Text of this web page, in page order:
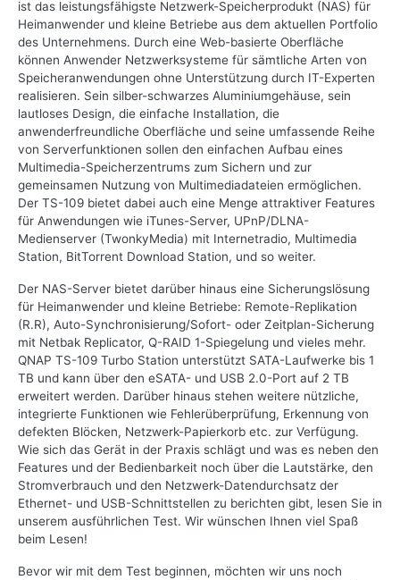
ist das leistungsfähigste Netzwerk-Speicherprodukt (NAS) für
Heimanwender und kleine Betriebe aus dem aktuellen Portfolio
des Unternehmens. Durch eine Web-basierte Oberfläche
können Anwender Netzwerksysteme für sämtliche Arten von
Speicheranwendungen ohne Unterstützung durch IT-Experten
realisieren. Sein silber-schwarzes Aluminiumgehäuse, sein
lautloses Design, die einfache Installation, die
anwenderfreundliche Oberfläche und seine umfassende Reihe
von Serverfunktionen sollen den einfachen Aufbau eines
Multimedia-Speicherzentrums zum Sichern und zur
gemeinsamen Nutzung von Multimediadateien ermöglichen.
Der TS-109 bietet dabei auch eine Menge attraktiver Features
für Anwendungen wie iTunes-Server, UPnP/DLNA-
Medienserver (TwonkyMedia) mit Internetradio, Multimedia
Station, BitTorrent Download Station, und so weiter.
Der NAS-Server bietet darüber hinaus eine Sicherungslösung
für Heimanwender und kleine Betriebe: Remote-Replikation
(R.R), Auto-Synchronisierung/Sofort- oder Zeitplan-Sicherung
mit Netbak Replicator, Q-RAID 1-Spiegelung und vieles mehr.
QNAP TS-109 Turbo Station unterstützt SATA-Laufwerke bis 1
TB und kann über den eSATA- und USB 2.0-Port auf 2 TB
erweitert werden. Darüber hinaus stehen weitere nützliche,
integrierte Funktionen wie Fehlerüberprüfung, Erkennung von
defekten Blöcken, Netzwerk-Papierkorb etc. zur Verfügung.
Wie sich das Gerät in der Praxis schlägt und was es neben den
Features und der Bedienbarkeit noch über die Lautstärke, den
Stromverbrauch und den Netzwerk-Datendurchsatz der
Ethernet- und USB-Schnittstellen zu berichten gibt, lesen Sie in
unserem ausführlichen Test. Wir wünschen Ihnen viel Spaß
beim Lesen!
Bevor wir mit dem Test beginnen, möchten wir uns noch